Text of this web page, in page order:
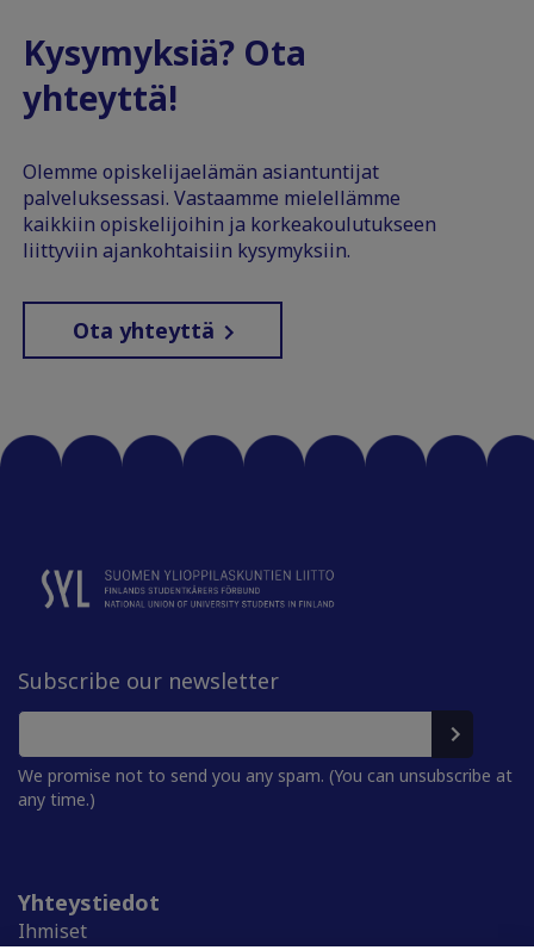
Kysymyksiä? Ota
yhteyttä!
Olemme opiskelijaelämän asiantuntijat
palveluksessasi. Vastaamme mielellämme
kaikkiin opiskelijoihin ja korkeakoulutukseen
liittyviin ajankohtaisiin kysymyksiin.
Ota yhteyttä
Subscribe our newsletter
We promise not to send you any spam. (You can unsubscribe at
any time.)
Yhteystiedot
Ihmiset